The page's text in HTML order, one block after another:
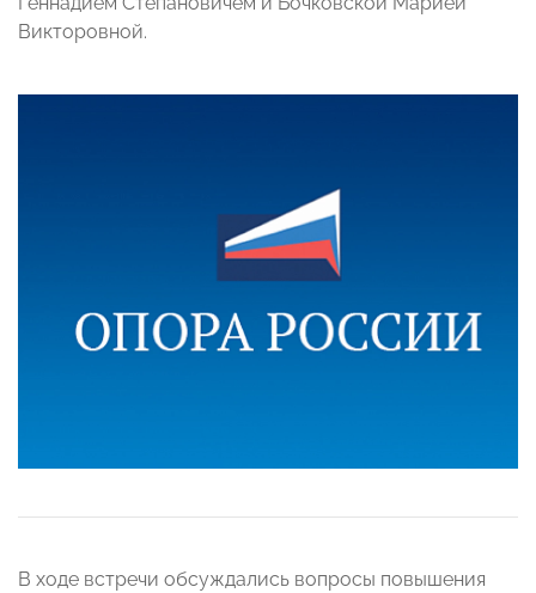
Викторовной.
В ходе встречи обсуждались вопросы повышения